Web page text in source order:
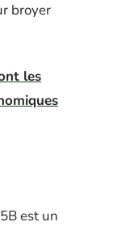
broyer
les
est un